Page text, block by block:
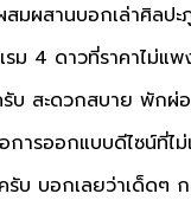
สมผสานบอกเล่าศิล
รม 4 ดาวที่ราคาไม่
รับ สะดวกสบาย พัก
ารออกแบบดีไซน์ที่ไ
รับ บอกเลยว่าเด็ดๆ